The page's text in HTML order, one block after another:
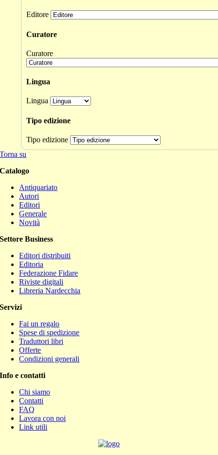
Editore
Curatore
Curatore
Lingua
Lingua
Tipo edizione
Tipo edizione
Torna su
Catalogo
Antiquariato
Autori
Editori
Generale
Novità
Settore Business
Editori distribuiti
Editoria
Federazione Fidare
Riviste digitali
Libreria Nardecchia
Servizi
Fai un regalo
Spese di spedizione
Traduttori libri
Offerte
Condizioni generali
Info e contatti
Chi siamo
Contatti
FAQ
Lavora con noi
Link utili